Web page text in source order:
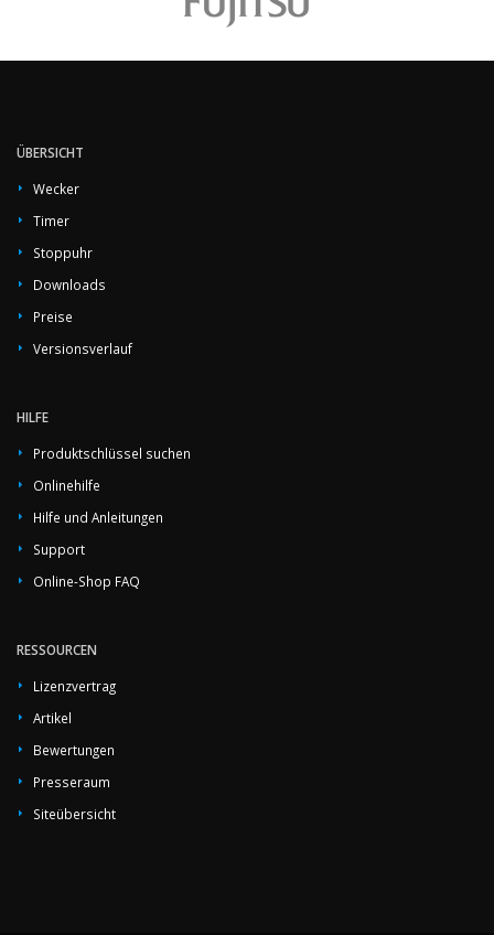
ÜBERSICHT
Wecker
Timer
Stoppuhr
Downloads
Preise
Versionsverlauf
HILFE
Produktschlüssel suchen
Onlinehilfe
Hilfe und Anleitungen
Support
Online-Shop FAQ
RESSOURCEN
Lizenzvertrag
Artikel
Bewertungen
Presseraum
Siteübersicht